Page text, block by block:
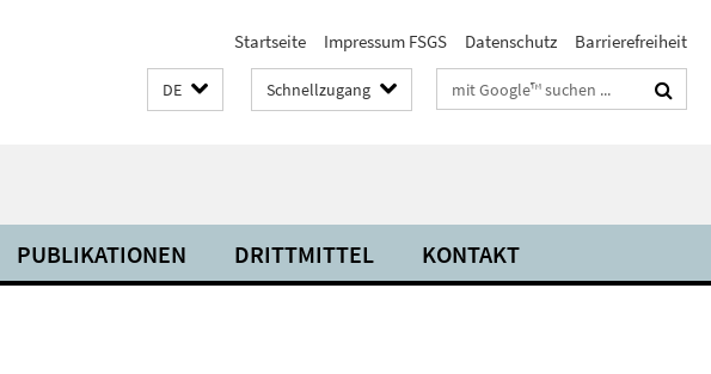
Startseite Impressum FSGS Datenschutz Barrierefreiheit
DE Schnellzugang Suchbegriffe
PUBLIKATIONEN DRITTMITTEL KONTAKT